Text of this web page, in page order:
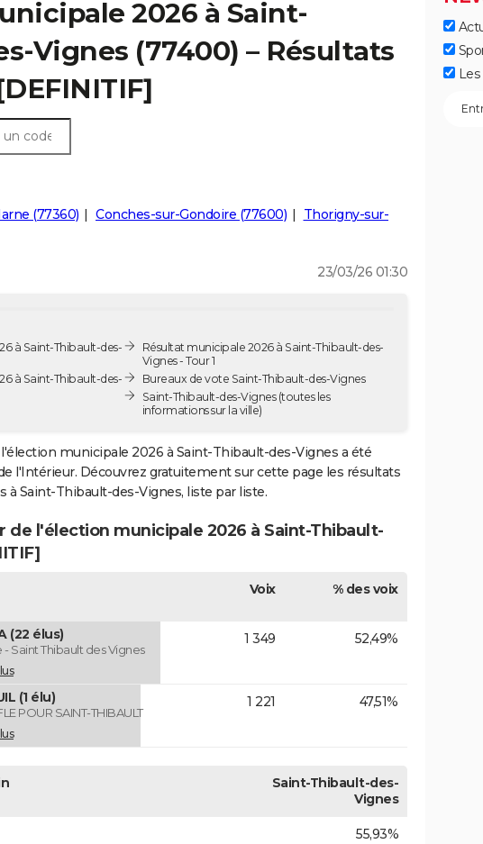
2026 à Saint-
Vignes (77400) – Résultats
(77360) Conches-sur-Gondoire (77600)
Thorigny-sur-
23/03/26 01:30
à Saint-Thibault-des-
à Saint-Thibault-des-
Résultat municipale 2026 à Saint-Thibault-des-
Vignes - Tour 1
Bureaux de vote Saint-Thibault-des-Vignes
Saint-Thibault-des-Vignes(toutes les
informations sur la ville)
municipale 2026 à Saint-Thibault-des-Vignes a été
l'Intérieur. Découvrez gratuitement sur cette page les résultats
à Saint-Thibault-des-Vignes, liste par liste.
de l'élection municipale 2026 à Saint-Thibault-
Voix % des voix
(22 élus)
Saint Thibault des Vignes
1 349 52,49%
(1 élu)
POUR SAINT-THIBAULT
1 221 47,51%
Saint-Thibault-des-
Vignes
55,93%